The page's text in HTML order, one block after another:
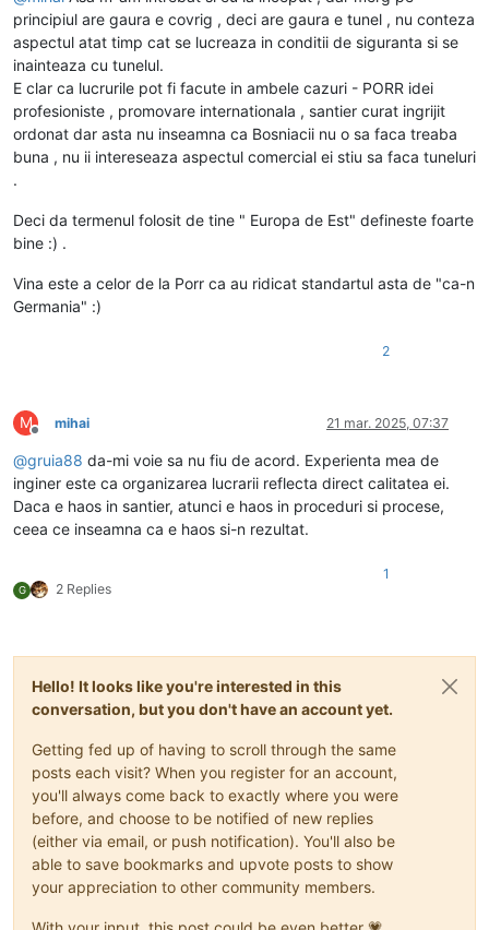
principiul are gaura e covrig , deci are gaura e tunel , nu conteza
aspectul atat timp cat se lucreaza in conditii de siguranta si se
inainteaza cu tunelul.
E clar ca lucrurile pot fi facute in ambele cazuri - PORR idei
profesioniste , promovare internationala , santier curat ingrijit
ordonat dar asta nu inseamna ca Bosniacii nu o sa faca treaba
buna , nu ii intereseaza aspectul comercial ei stiu sa faca tuneluri
.
Deci da termenul folosit de tine " Europa de Est" defineste foarte
bine :) .
Vina este a celor de la Porr ca au ridicat standartul asta de "ca-n
Germania" :)
2
M
Deconectat
mihai 21 mar. 2025, 07:37
@gruia88 da-mi voie sa nu fiu de acord. Experienta mea de
inginer este ca organizarea lucrarii reflecta direct calitatea ei.
Daca e haos in santier, atunci e haos in proceduri si procese,
ceea ce inseamna ca e haos si-n rezultat.
G 2 Replies
1
Hello! It looks like you're interested in this
conversation, but you don't have an account yet.
Getting fed up of having to scroll through the same
posts each visit? When you register for an account,
you'll always come back to exactly where you were
before, and choose to be notified of new replies
(either via email, or push notification). You'll also be
able to save bookmarks and upvote posts to show
your appreciation to other community members.